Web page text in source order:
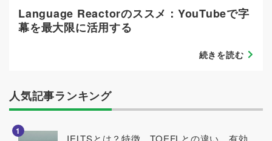
Language Reactorのススメ：YouTubeで字
幕を最大限に活用する
続きを読む
人気記事ランキング
photo
IELTSとは？特徴、TOEFLとの違い、有効